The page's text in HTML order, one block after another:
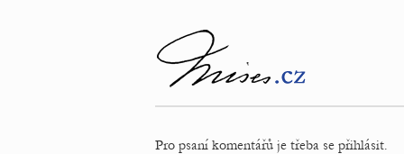
Pro psaní komentářů je třeba se přihlásit.